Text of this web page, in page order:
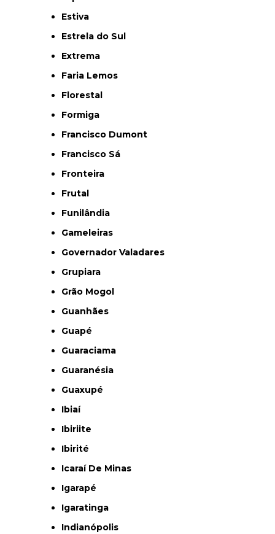
Estiva
Estrela do Sul
Extrema
Faria Lemos
Florestal
Formiga
Francisco Dumont
Francisco Sá
Fronteira
Frutal
Funilândia
Gameleiras
Governador Valadares
Grupiara
Grão Mogol
Guanhães
Guapé
Guaraciama
Guaranésia
Guaxupé
Ibiaí
Ibiriite
Ibirité
Icaraí De Minas
Igarapé
Igaratinga
Indianópolis